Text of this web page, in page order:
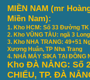
MIỀN NAM (mr
Miền Nam):
1. Kho HCM: Số 33 Đường
2. Kho VŨNG TÀU: ngã 3
3. Kho NHA TRANG: 49+51
Xương Huân, TP Nha Trang
4. NHÀ MÁY SIKA TẠI
Kho ĐÀ NẴNG: Số
CHIỂU, TP. ĐÀ